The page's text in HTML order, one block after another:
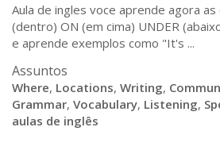
Aula de ingles voce aprende agora
(dentro) ON (em cima) UNDER
e aprende exemplos como "It's ...
Assuntos
Where, Locations, Writing,
Grammar, Vocabulary, Listening,
aulas de inglês